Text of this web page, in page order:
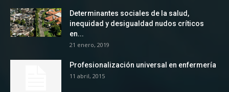
Determinantes sociales de la salud,
inequidad y desigualdad nudos críticos
en...
21 enero, 2019
Profesionalización universal en enfermería
11 abril, 2015